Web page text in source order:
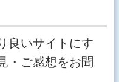
良いサイトにす
・ご感想をお聞